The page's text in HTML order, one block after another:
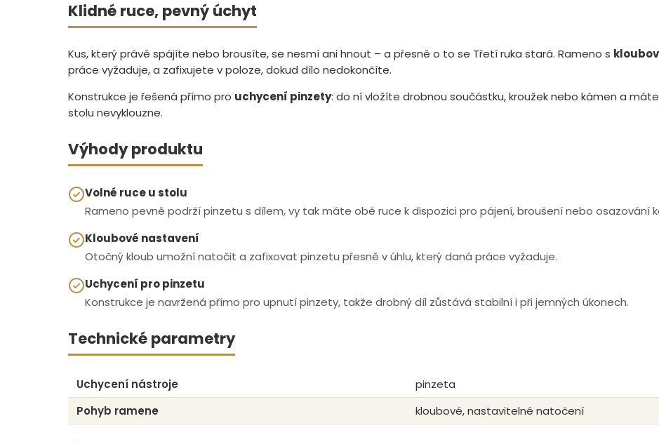
3D technologie
Smalty, UV barvy, patiny
Lupy a mikroskopy
Klidné ruce, pevný úchyt
Kus, který právě spájíte nebo brousíte, se nesmí ani hnout – a přesně o to se Třetí ruka stará. Rameno s
práce vyžaduje, a zafixujete v poloze, dokud dílo nedokončíte.
Konstrukce je řešená přímo pro uchycení pinzety: do ní vložíte drobnou součástku, kroužek nebo kámen a
stolu nevyklouzne.
Výhody produktu
Volné ruce u stolu
Rameno pevně podrží pinzetu s dílem, vy tak máte obě ruce k dispozici pro pájení, broušení nebo osazování
Kloubové nastavení
Otočný kloub umožní natočit a zafixovat pinzetu přesně v úhlu, který daná práce vyžaduje.
Uchycení pro pinzetu
Konstrukce je navržená přímo pro upnutí pinzety, takže drobný díl zůstává stabilní i při jemných úkonech.
Technické parametry
Uchycení nástroje
pinzeta
Pohyb ramene
kloubové, nastavitelné natočení